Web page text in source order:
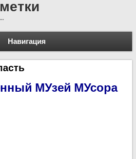
Навигация
МУзей МУсора